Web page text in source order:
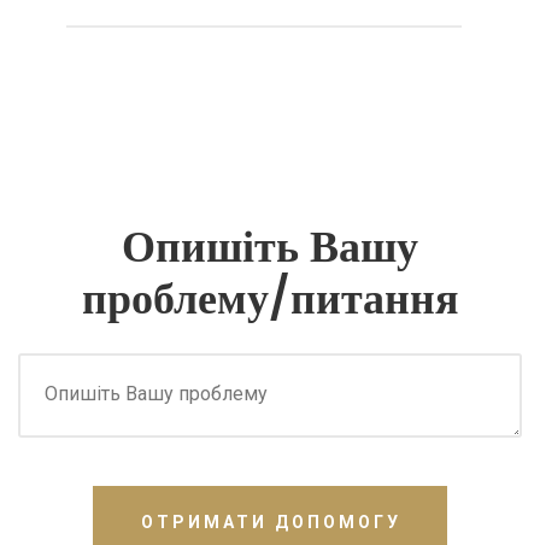
Опишіть Вашу
проблему/питання
ОТРИМАТИ ДОПОМОГУ